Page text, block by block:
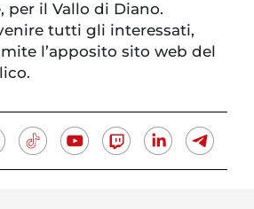
per il Vallo di Diano.
tutti gli interessati,
l’apposito sito web del